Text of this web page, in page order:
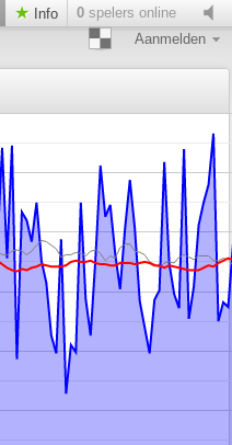
Info 0 spelers online
Aanmelden